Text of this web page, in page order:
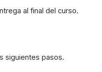
al final del curso.
siguientes pasos.